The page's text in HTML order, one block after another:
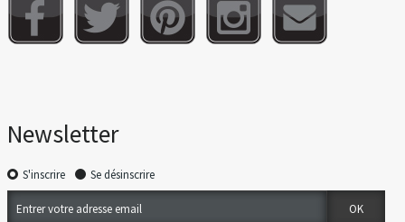
Newsletter
S'inscrire Se désinscrire